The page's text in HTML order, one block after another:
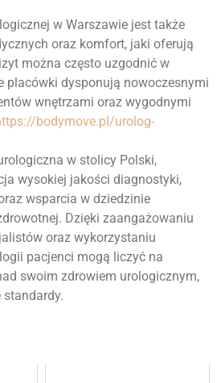
w Warszawie jest także
oraz komfort, jaki oferują
można często uzgodnić w
placówki dysponują nowoczesnymi
wnętrzami oraz wygodnymi
bodymove.pl/urolog-
w stolicy Polski,
wysokiej jakości diagnostyki,
wsparcia w dziedzinie
Dzięki zaangażowaniu
oraz wykorzystaniu
pacjenci mogą liczyć na
swoim zdrowiem urologicznym,
standardy.